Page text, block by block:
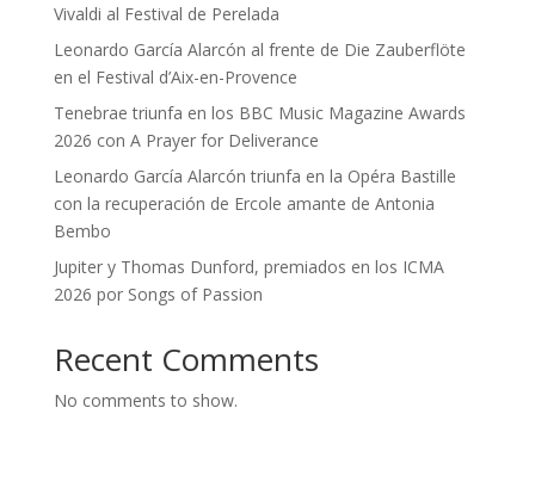
Vivaldi al Festival de Perelada
Leonardo García Alarcón al frente de Die Zauberflöte
en el Festival d’Aix-en-Provence
Tenebrae triunfa en los BBC Music Magazine Awards
2026 con A Prayer for Deliverance
Leonardo García Alarcón triunfa en la Opéra Bastille
con la recuperación de Ercole amante de Antonia
Bembo
Jupiter y Thomas Dunford, premiados en los ICMA
2026 por Songs of Passion
Recent Comments
No comments to show.